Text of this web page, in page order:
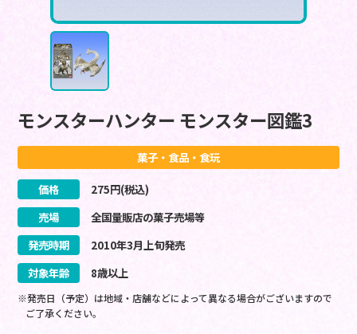
モンスターハンター モンスター図鑑3
菓子・食品・食玩
価格 275円(税込)
売場
全国量販店の菓子売場等
発売時期
2010年3月上旬発売
対象年齢
8歳以上
※発売日（予定）は地域・店舗などによって異なる場合がございますので
ご了承ください。